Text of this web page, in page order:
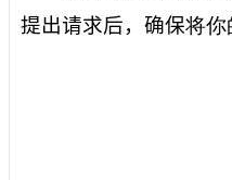
提出请求后，确保将你